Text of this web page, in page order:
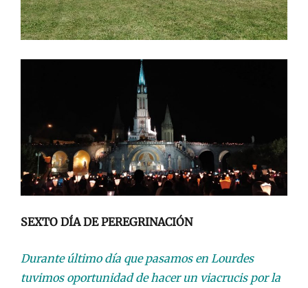
SEXTO DÍA DE PEREGRINACIÓN
Durante último día que pasamos en Lourdes
tuvimos oportunidad de hacer un viacrucis por la